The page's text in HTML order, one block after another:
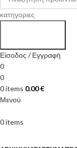
κατηγοριες
Είσοδος / Εγγραφή
0
0
0items 0.00€
Μενού
0items